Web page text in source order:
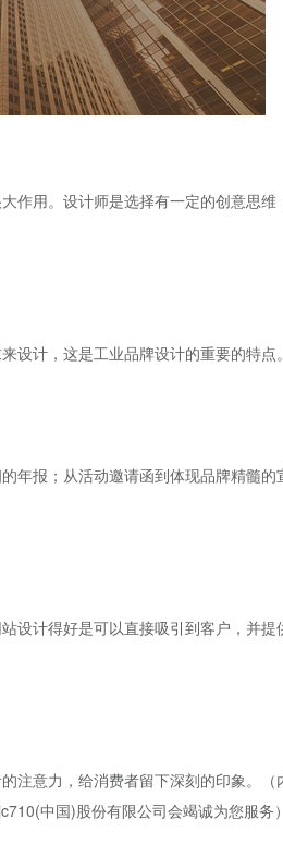
用。设计师是选择有一定的创意思维
计，这是工业品牌设计的重要的特点。
报；从活动邀请函到体现品牌精髓的
计得好是可以直接吸引到客户，并提
意力，给消费者留下深刻的印象。（
中国)股份有限公司会竭诚为您服务）